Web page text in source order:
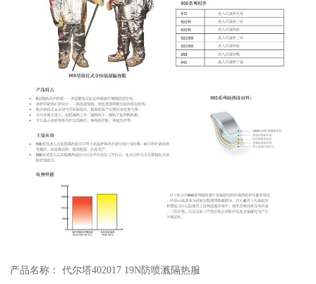
产品名称： 代尔塔402017 19N防喷溅隔热服